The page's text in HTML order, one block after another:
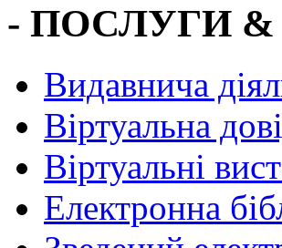
- ПОСЛУГИ
Видавнича
Віртуальна
Віртуальні
Електронна